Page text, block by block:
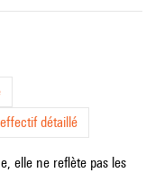
détaillé
elle ne reflète pas les